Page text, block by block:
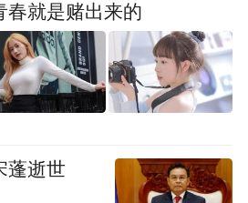
春就是赌出来的
蓬逝世